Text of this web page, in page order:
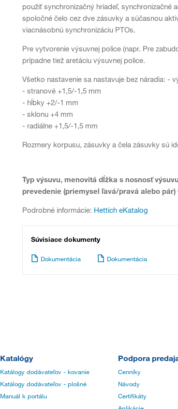
použiť synchronizačný hriadeľ, synchronizačné
spoločné čelo cez dve zásuvky a súčasnou
viacnásobnú synchronizáciu PTOs.
Pre vytvorenie výsuvnej police (napr. Pre
prípadne tiež aretáciu výsuvnej police.
Všetko nastavenie sa nastavuje bez náradia: -
- stranové +1,5/-1,5 mm
- hĺbky +2/-1 mm
- sklonu +4 mm
- radiálne +1,5/-1,5 mm
Rozmery korpusu, zásuvky a čela zásuvky sú
Typ výsuvu, menovitá dĺžka s nosnosť
prevedenie (priemysel ľavá/pravá alebo
Podrobné informácie: Hettich eKatalog
Súvisiace dokumenty
Dokumentácia Dokumentácia
Katalógy
Katálogy dodávateľov - kovanie
Katálogy dodávateľov - plošné
Manuál k portálu
Podpora
Cenníky
Návody
Certifikáty